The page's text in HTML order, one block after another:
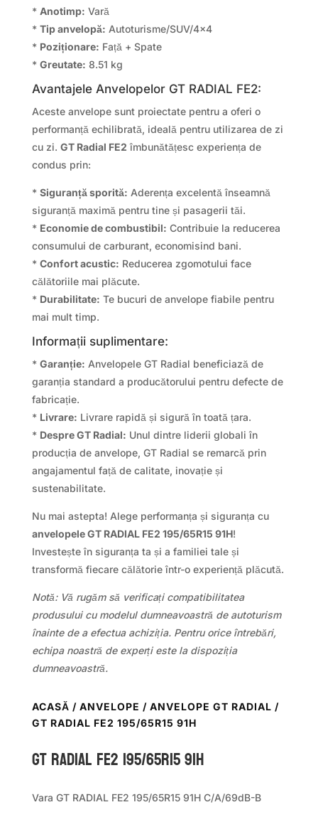
* Anotimp: Vară
* Tip anvelopă: Autoturisme/SUV/4×4
* Poziționare: Față + Spate
* Greutate: 8.51 kg
Avantajele Anvelopelor GT RADIAL FE2:
Aceste anvelope sunt proiectate pentru a oferi o
performanță echilibrată, ideală pentru utilizarea de zi
cu zi. GT Radial FE2 îmbunătățesc experiența de
condus prin:
* Siguranță sporită: Aderența excelentă înseamnă
siguranță maximă pentru tine și pasagerii tăi.
* Economie de combustibil: Contribuie la reducerea
consumului de carburant, economisind bani.
* Confort acustic: Reducerea zgomotului face
călătoriile mai plăcute.
* Durabilitate: Te bucuri de anvelope fiabile pentru
mai mult timp.
Informații suplimentare:
* Garanție: Anvelopele GT Radial beneficiază de
garanția standard a producătorului pentru defecte de
fabricație.
* Livrare: Livrare rapidă și sigură în toată țara.
* Despre GT Radial: Unul dintre liderii globali în
producția de anvelope, GT Radial se remarcă prin
angajamentul față de calitate, inovație și
sustenabilitate.
Nu mai astepta! Alege performanța și siguranța cu
anvelopele GT RADIAL FE2 195/65R15 91H!
Investește în siguranța ta și a familiei tale și
transformă fiecare călătorie într-o experiență plăcută.
Notă: Vă rugăm să verificați compatibilitatea
produsului cu modelul dumneavoastră de autoturism
înainte de a efectua achiziția. Pentru orice întrebări,
echipa noastră de experți este la dispoziția
dumneavoastră.
ACASĂ / ANVELOPE / ANVELOPE GT RADIAL /
GT RADIAL FE2 195/65R15 91H
GT Radial FE2 195/65R15 91H
Vara GT RADIAL FE2 195/65R15 91H C/A/69dB-B